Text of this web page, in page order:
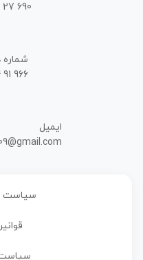
690
شماره
966
ایمیل
سیاست
سیاست